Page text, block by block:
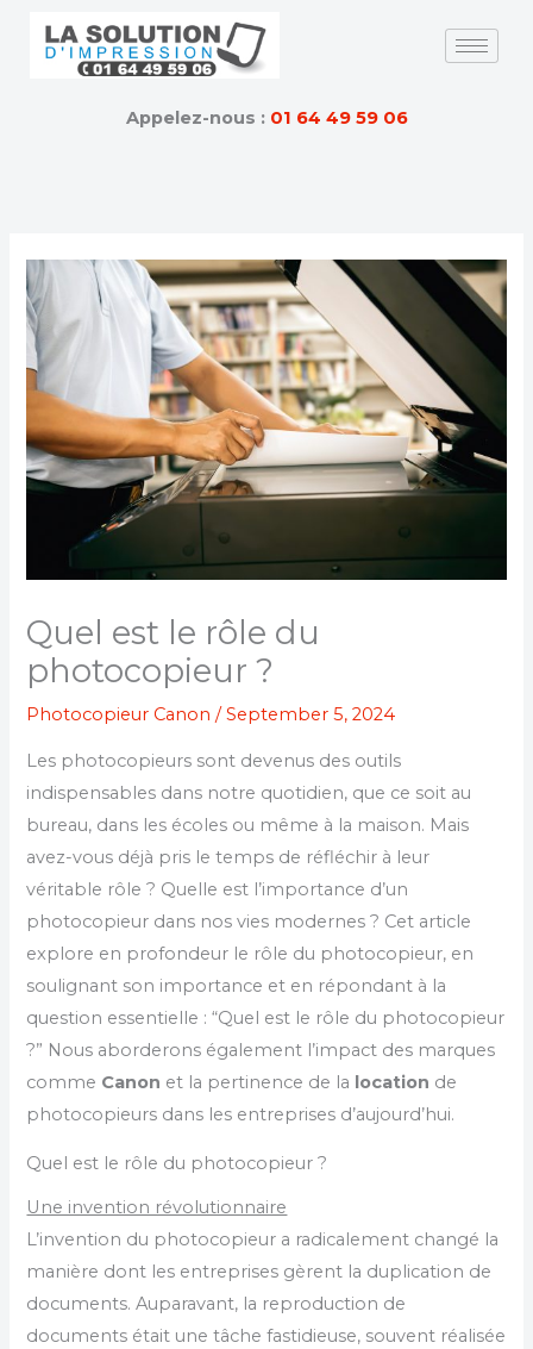
Appelez-nous : 01 64 49 59 06
Quel est le rôle du
photocopieur ?
Photocopieur Canon /September 5, 2024
Les photocopieurs sont devenus des outils
indispensables dans notre quotidien, que ce soit au
bureau, dans les écoles ou même à la maison. Mais
avez-vous déjà pris le temps de réfléchir à leur
véritable rôle ? Quelle est l’importance d’un
photocopieur dans nos vies modernes ? Cet article
explore en profondeur le rôle du photocopieur, en
soulignant son importance et en répondant à la
question essentielle : “Quel est le rôle du photocopieur
?” Nous aborderons également l’impact des marques
comme Canon et la pertinence de la location de
photocopieurs dans les entreprises d’aujourd’hui.
Quel est le rôle du photocopieur ?
Une invention révolutionnaire
L’invention du photocopieur a radicalement changé la
manière dont les entreprises gèrent la duplication de
documents. Auparavant, la reproduction de
documents était une tâche fastidieuse, souvent réalisée